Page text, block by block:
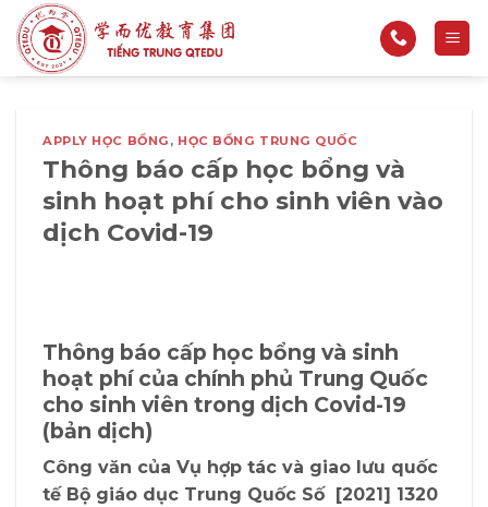
qua
nội
APPLY HỌC BỔNG , HỌC BỔNG TRUNG QUỐC
Thông báo cấp học bổng và
sinh hoạt phí cho sinh viên vào
dịch Covid-19
Thông báo cấp học bổng và sinh
hoạt phí của chính phủ Trung Quốc
cho sinh viên trong dịch Covid-19
(bản dịch)
Công văn của Vụ hợp tác và giao lưu quốc
tế Bộ giáo dục Trung Quốc Số [2021] 1320